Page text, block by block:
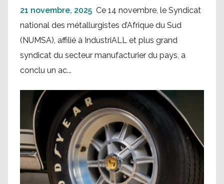
21 novembre, 2025 Ce 14 novembre, le Syndicat
national des métallurgistes d’Afrique du Sud
(NUMSA), affilié à IndustriALL et plus grand
syndicat du secteur manufacturier du pays, a
conclu un ac...